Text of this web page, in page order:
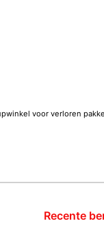
voor verloren
Recente